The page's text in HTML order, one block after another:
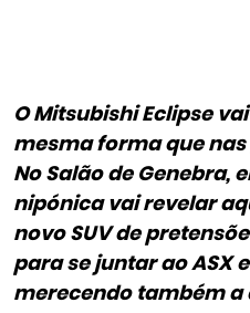
O Mitsubishi Eclipse
mesma forma que
No Salão de Genebra,
nipónica vai revelar
novo SUV de
para se juntar ao ASX
merecendo também a